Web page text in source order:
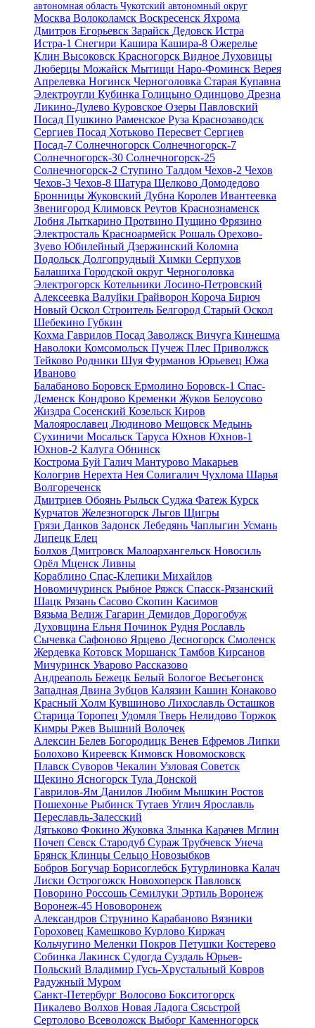
автономная область Чукотский автономный округ
Москва Волоколамск Воскресенск Яхрома
Дмитров Егорьевск Зарайск Дедовск Истра
Истра-1 Снегири Кашира Кашира-8 Ожерелье
Клин Высоковск Красногорск Видное Луховицы
Люберцы Можайск Мытищи Наро-Фоминск Верея
Апрелевка Ногинск Черноголовка Старая Купавна
Электроугли Кубинка Голицыно Одинцово Дрезна
Ликино-Дулево Куровское Озеры Павловский
Посад Пушкино Раменское Руза Краснозаводск
Сергиев Посад Хотьково Пересвет Сергиев
Посад-7 Солнечногорск Солнечногорск-7
Солнечногорск-30 Солнечногорск-25
Солнечногорск-2 Ступино Талдом Чехов-2 Чехов
Чехов-3 Чехов-8 Шатура Щелково Домодедово
Бронницы Жуковский Дубна Королев Ивантеевка
Звенигород Климовск Реутов Краснознаменск
Лобня Лыткарино Протвино Пущино Фрязино
Электросталь Красноармейск Рошаль Орехово-
Зуево Юбилейный Дзержинский Коломна
Подольск Долгопрудный Химки Серпухов
Балашиха Городской округ Черноголовка
Электрогорск Котельники Лосино-Петровский
Алексеевка Валуйки Грайворон Короча Бирюч
Новый Оскол Строитель Белгород Старый Оскол
Шебекино Губкин
Кохма Гаврилов Посад Заволжск Вичуга Кинешма
Наволоки Комсомольск Пучеж Плес Приволжск
Тейково Родники Шуя Фурманов Юрьевец Южа
Иваново
Балабаново Боровск Ермолино Боровск-1 Спас-
Деменск Кондрово Кременки Жуков Белоусово
Жиздра Сосенский Козельск Киров
Малоярославец Людиново Мещовск Медынь
Сухиничи Мосальск Таруса Юхнов Юхнов-1
Юхнов-2 Калуга Обнинск
Кострома Буй Галич Мантурово Макарьев
Кологрив Нерехта Нея Солигалич Чухлома Шарья
Волгореченск
Дмитриев Обоянь Рыльск Суджа Фатеж Курск
Курчатов Железногорск Льгов Щигры
Грязи Данков Задонск Лебедянь Чаплыгин Усмань
Липецк Елец
Болхов Дмитровск Малоархангельск Новосиль
Орёл Мценск Ливны
Кораблино Спас-Клепики Михайлов
Новомичуринск Рыбное Ряжск Спасск-Рязанский
Шацк Рязань Сасово Скопин Касимов
Вязьма Велиж Гагарин Демидов Дорогобуж
Духовщина Ельня Починок Рудня Рославль
Сычевка Сафоново Ярцево Десногорск Смоленск
Жердевка Котовск Моршанск Тамбов Кирсанов
Мичуринск Уварово Рассказово
Андреаполь Бежецк Белый Бологое Весьегонск
Западная Двина Зубцов Калязин Кашин Конаково
Красный Холм Кувшиново Лихославль Осташков
Старица Торопец Удомля Тверь Нелидово Торжок
Кимры Ржев Вышний Волочек
Алексин Белев Богородицк Венев Ефремов Липки
Болохово Киреевск Кимовск Новомосковск
Плавск Суворов Чекалин Узловая Советск
Щекино Ясногорск Тула Донской
Гаврилов-Ям Данилов Любим Мышкин Ростов
Пошехонье Рыбинск Тутаев Углич Ярославль
Переславль-Залесский
Дятьково Фокино Жуковка Злынка Карачев Мглин
Почеп Севск Стародуб Сураж Трубчевск Унеча
Брянск Клинцы Сельцо Новозыбков
Бобров Богучар Борисоглебск Бутурлиновка Калач
Лиски Острогожск Новохоперск Павловск
Поворино Россошь Семилуки Эртиль Воронеж
Воронеж-45 Нововоронеж
Александров Струнино Карабаново Вязники
Гороховец Камешково Курлово Киржач
Кольчугино Меленки Покров Петушки Костерево
Собинка Лакинск Судогда Суздаль Юрьев-
Польский Владимир Гусь-Хрустальный Ковров
Радужный Муром
Санкт-Петербург Волосово Бокситогорск
Пикалево Волхов Новая Ладога Сясьстрой
Сертолово Всеволожск Выборг Каменногорск